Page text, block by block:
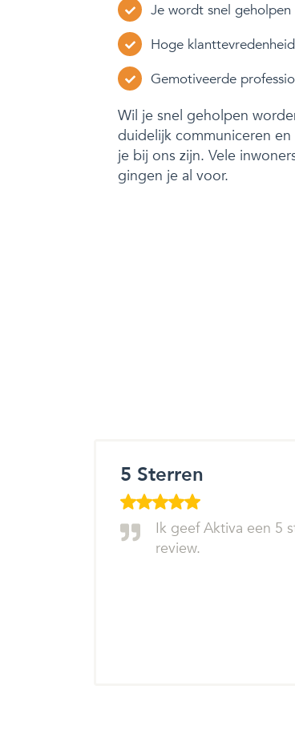
Je wordt snel geholpen
Hoge klanttevredenheid
Gemotiveerde
Wil je snel geholpen
duidelijk communiceren
je bij ons zijn. Vele
gingen je al voor.
5 Sterren
Ik geef Aktiva een 5
review.